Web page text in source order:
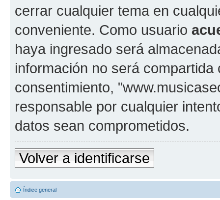
cerrar cualquier tema en
conveniente. Como usuario
haya ingresado será
información no será
consentimiento,
responsable por cualquier
datos sean comprometidos.
Volver a identificarse
Índice general